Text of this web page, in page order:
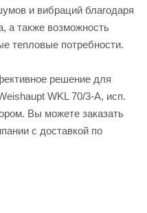
и вибраций благодаря
а также возможность
тепловые потребности.
решение для
WKL 70/3-A, исп.
Вы можете заказать
с доставкой по